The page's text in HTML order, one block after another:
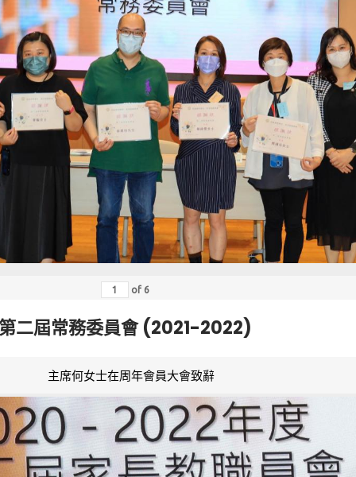
of 6
二屆常務委員會 (2021-2022)
主席何女士在周年會員大會致辭